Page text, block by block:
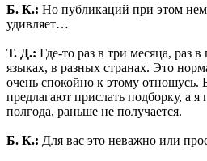
Б. К.: Но публикаций при этом
удивляет…
Т. Д.: Где-то раз в три месяца, раз
языках, в разных странах. Это
очень спокойно к этому отношусь.
предлагают прислать подборку, а я
полгода, раньше не получается.
Б. К.: Для вас это неважно или